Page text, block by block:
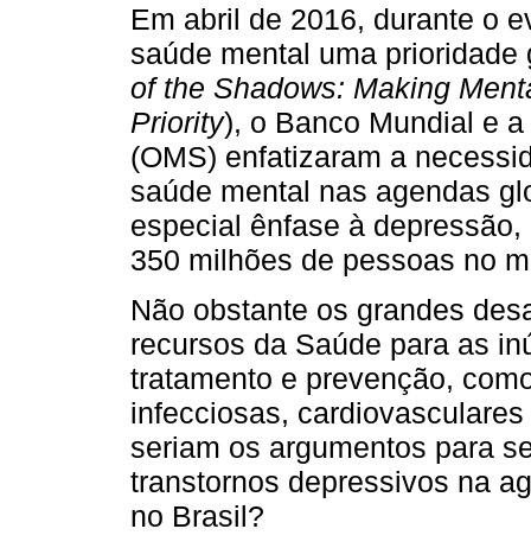
Em abril de 2016, durante o
saúde mental uma
of the Shadows: Making
Priority), o Banco Mundial e
(OMS) enfatizaram a
saúde mental nas agendas
especial ênfase à
350 milhões de pessoas no
Não obstante os grandes
recursos da Saúde para as
tratamento e prevenção,
infecciosas,
seriam os argumentos para
transtornos depressivos na
no Brasil?